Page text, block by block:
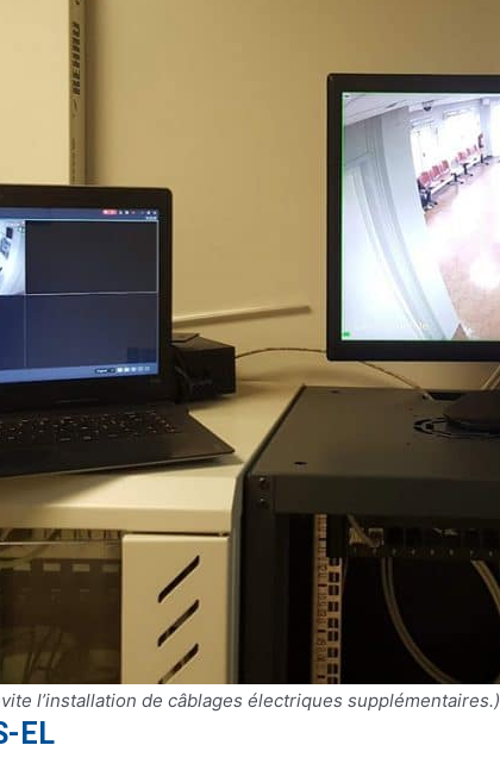
l’installation de câblages électriques supplémentaires.)
EL